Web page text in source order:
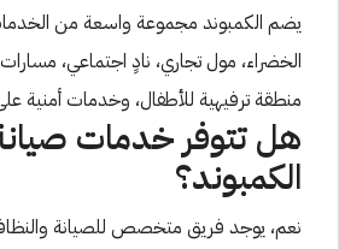
يضم الكمبوند مجموعة واسعة من
الخضراء، مول تجاري، نادٍ اجتماعي،
منطقة ترفيهية للأطفال، وخدمات أمنية
هل تتوفر خدمات
الكمبوند؟
نعم، يوجد فريق متخصص للصيانة